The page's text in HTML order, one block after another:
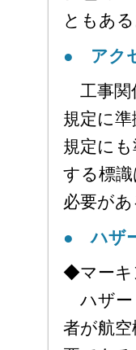
ともある
● アク
工事関
規定に
規定に
する標
必要があ
● ハザ
◆マーキ
ハザー
者が航